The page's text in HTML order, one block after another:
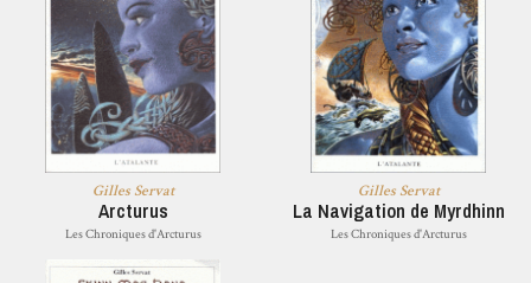
Gilles Servat
Arcturus
Les Chroniques d'Arcturus
Gilles Servat
La Navigation de Myrdhinn
Les Chroniques d'Arcturus